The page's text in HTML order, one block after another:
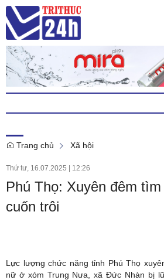
Trang chủ Xã hội
Thứ tư, 16.07.2025 | 12:26
Phú Thọ: Xuyên đêm
cuốn trôi
Lực lượng chức năng tỉnh Phú Thọ
nữ ở xóm Trung Nưa, xã Đức Nhàn bị